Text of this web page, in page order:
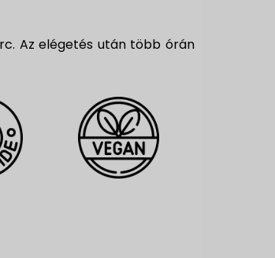
Az elégetés után több órán